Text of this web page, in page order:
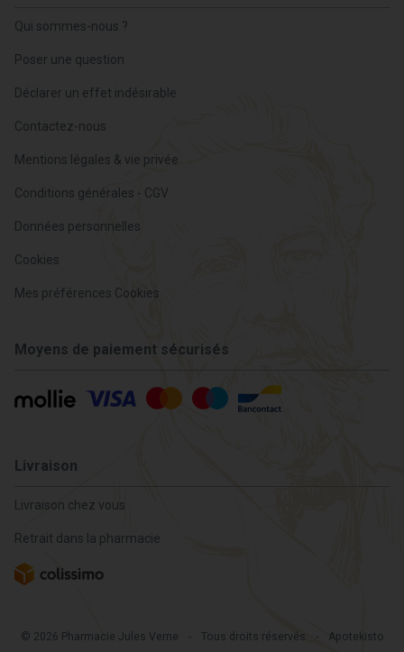
Qui sommes-nous ?
Poser une question
Déclarer un effet indésirable
Contactez-nous
Mentions légales & vie privée
Conditions générales - CGV
Données personnelles
Cookies
Mes préférences Cookies
Moyens de paiement sécurisés
Livraison
Livraison chez vous
Retrait dans la pharmacie
© 2026 Pharmacie Jules Verne - Tous droits réservés - Apotekisto